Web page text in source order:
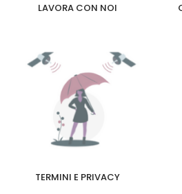
LAVORA CON NOI
TERMINI E PRIVACY